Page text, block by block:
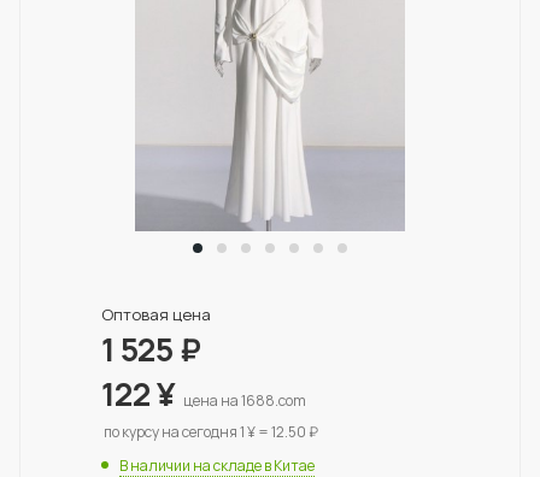
Оптовая цена
1 525₽
122¥ цена на 1688.com
по курсу на сегодня 1 ¥ = 12.50 ₽
В наличии на складе в Китае